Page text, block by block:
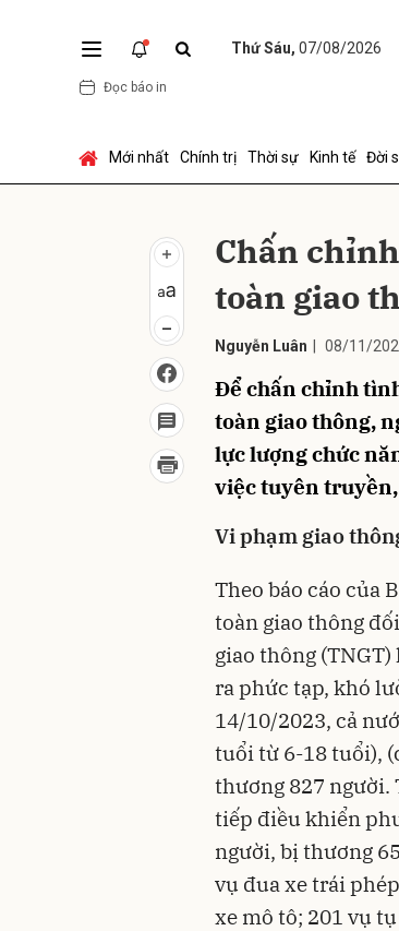
Thứ Sáu, 07/08/2026
Đọc báo in
Mới nhất Chính trị Thời sự Kinh tế Đời
Chấn
toàn giao
Nguyễn Luân 08/11/
Để chấn chỉnh
toàn giao thông,
lực lượng chức
việc tuyên
Vi phạm giao
Theo báo cáo của
toàn giao thông
giao thông
ra phức tạp, khó
14/10/2023, cả
tuổi từ 6-18 tuổi),
thương 827 người.
tiếp điều khiển
người, bị thương
vụ đua xe trái
xe mô tô; 201 vụ